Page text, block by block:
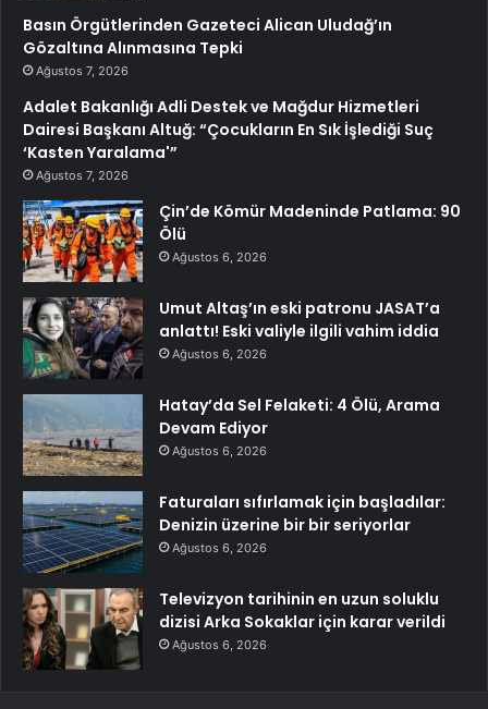
Basın Örgütlerinden Gazeteci Alican Uludağ’ın
Gözaltına Alınmasına Tepki
Ağustos 7, 2026
Adalet Bakanlığı Adli Destek ve Mağdur Hizmetleri
Dairesi Başkanı Altuğ: “Çocukların En Sık İşlediği Suç
‘Kasten Yaralama'”
Ağustos 7, 2026
Çin’de Kömür Madeninde Patlama: 90
Ölü
Ağustos 6, 2026
Umut Altaş’ın eski patronu JASAT’a
anlattı! Eski valiyle ilgili vahim iddia
Ağustos 6, 2026
Hatay’da Sel Felaketi: 4 Ölü, Arama
Devam Ediyor
Ağustos 6, 2026
Faturaları sıfırlamak için başladılar:
Denizin üzerine bir bir seriyorlar
Ağustos 6, 2026
Televizyon tarihinin en uzun soluklu
dizisi Arka Sokaklar için karar verildi
Ağustos 6, 2026